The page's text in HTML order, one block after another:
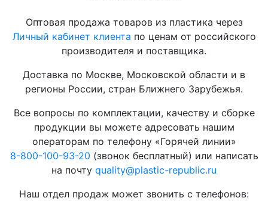
Оптовая продажа товаров из пластика через
Личный кабинет клиента по ценам от российского
производителя и поставщика.
Доставка по Москве, Московской области и в
регионы России, стран Ближнего Зарубежья.
Все вопросы по комплектации, качеству и сборке
продукции вы можете адресовать нашим
операторам по телефону «Горячей линии»
8-800-100-93-20 (звонок бесплатный) или написать
на почту quality@plastic-republic.ru
Наш отдел продаж может звонить с телефонов: